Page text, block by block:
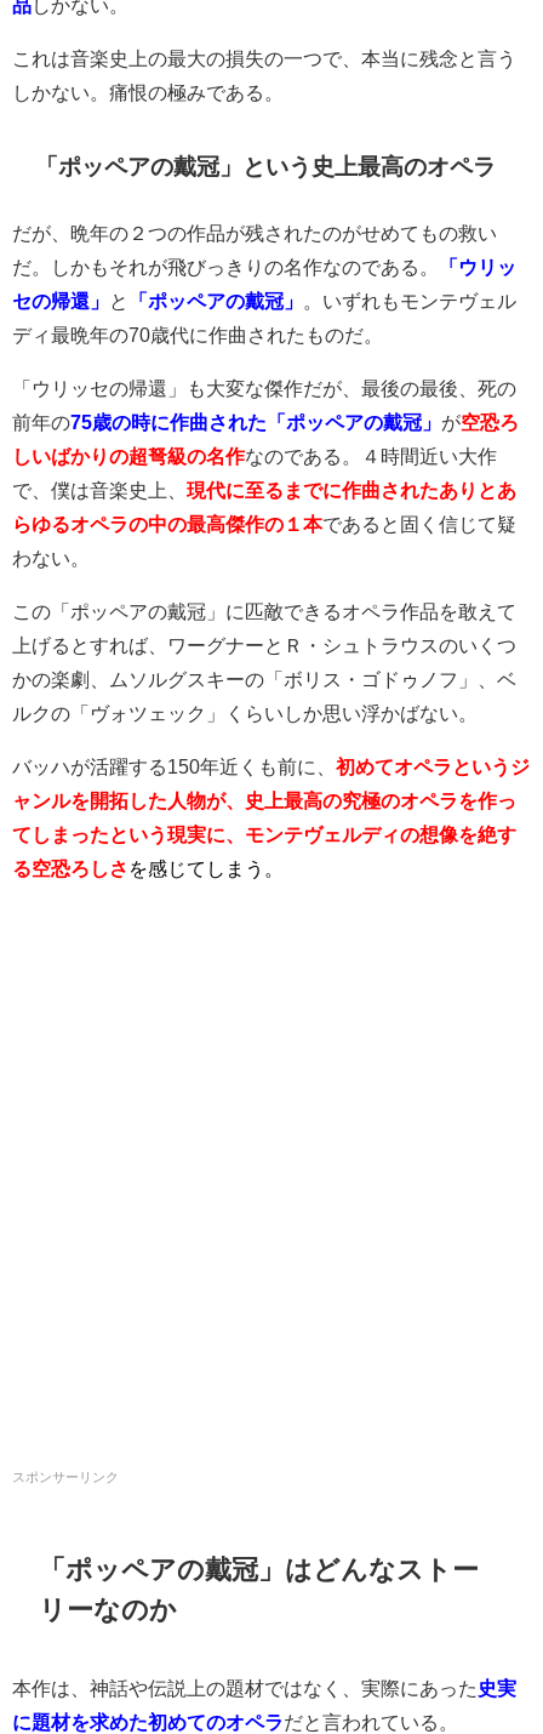
品しかない。
これは音楽史上の最大の損失の一つで、本当に残念と言う
しかない。痛恨の極みである。
「ポッペアの戴冠」という史上最高のオペラ
だが、晩年の２つの作品が残されたのがせめてもの救い
だ。しかもそれが飛びっきりの名作なのである。
「ウリッ
セの帰還」
と 「ポッペアの戴冠」
。いずれもモンテヴェル
ディ最晩年の70歳代に作曲されたものだ。
「ウリッセの帰還」も大変な傑作だが、最後の最後、死の
前年の75歳の時に作曲された「ポッペアの戴冠」 が空恐ろ
しいばかりの超弩級の名作なのである。４時間近い大作
で、僕は音楽史上、 現代に至るまでに作曲されたありとあ
らゆるオペラの中の最高傑作の１本であると固く信じて疑
わない。
この「ポッペアの戴冠」に匹敵できるオペラ作品を敢えて
上げるとすれば、ワーグナーとＲ・シュトラウスのいくつ
かの楽劇、ムソルグスキーの「ボリス・ゴドゥノフ」、ベ
ルクの「ヴォツェック」くらいしか思い浮かばない。
バッハが活躍する150年近くも前に、 初めてオペラというジ
ャンルを開拓した人物が、史上最高の究極のオペラを作っ
てしまったという現実に、モンテヴェルディの想像を絶す
る空恐ろしさ を感じてしまう 。
スポンサーリンク
「ポッペアの戴冠」はどんなストー
リーなのか
本作は、神話や伝説上の題材ではなく、実際にあった 史実
に題材を求めた初めてのオペラだと言われている。